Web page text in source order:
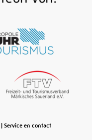
| Service en contact